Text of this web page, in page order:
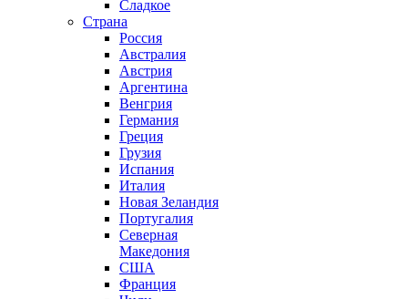
Сладкое
Страна
Россия
Австралия
Австрия
Аргентина
Венгрия
Германия
Греция
Грузия
Испания
Италия
Новая Зеландия
Португалия
Северная
Македония
США
Франция